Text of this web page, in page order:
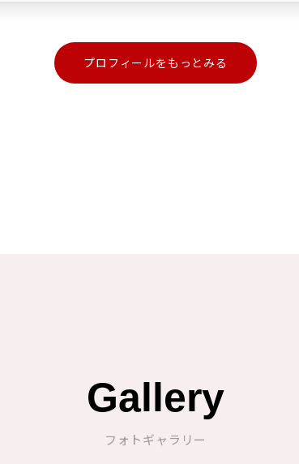
プロフィールをもっとみる
Gallery
フォトギャラリー